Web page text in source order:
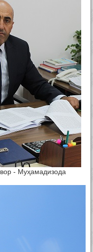
- Муҳамадизода